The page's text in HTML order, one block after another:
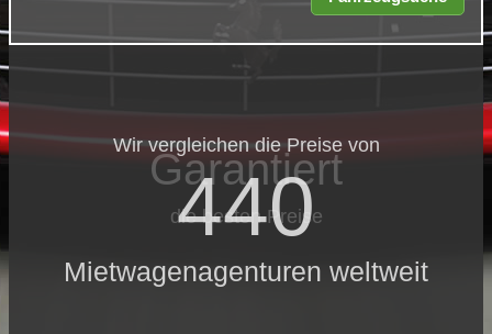
Wir vergleichen die Preise von
440
Mietwagenagenturen weltweit
Garantiert
die besten Preise